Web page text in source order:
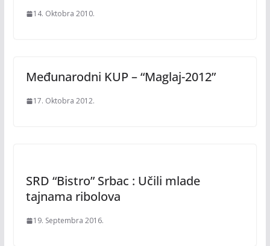
14. Oktobra 2010.
Međunarodni KUP – “Maglaj-2012”
17. Oktobra 2012.
SRD “Bistro” Srbac : Učili mlade
tajnama ribolova
19. Septembra 2016.